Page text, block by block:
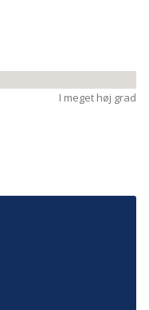
I meget høj grad